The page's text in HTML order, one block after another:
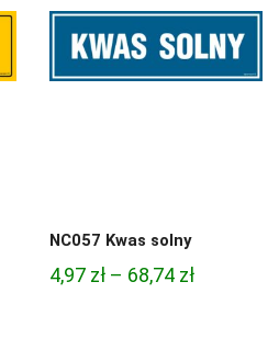
NC057 Kwas solny
4,97 zł – 68,74 złZakres